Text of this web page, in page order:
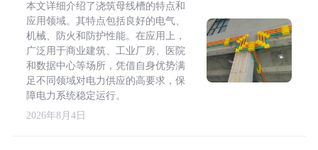
本文详细介绍了浇筑母线槽的特点和
应用领域。其特点包括良好的电气、
机械、防火和防护性能。在应用上，
广泛用于商业建筑、工业厂房、医院
和数据中心等场所，凭借自身优势满
足不同领域对电力供应的高要求，保
障电力系统稳定运行。
2026年8月4日